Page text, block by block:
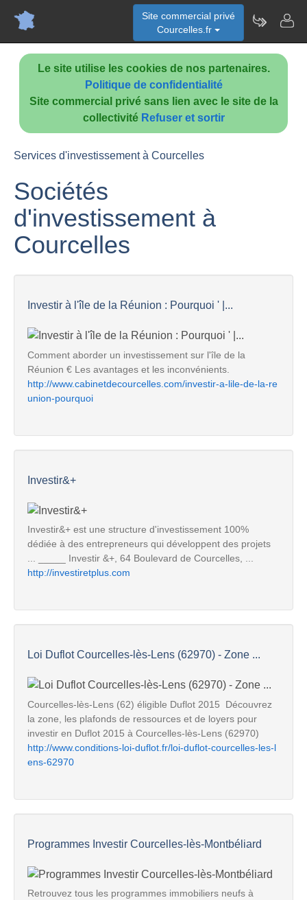
Le site utilise les cookies de nos partenaires.
Politique de confidentialité
Site commercial privé sans lien avec le site de la
collectivité Refuser et sortir
Site commercial privé
Courcelles.fr
Services d'investissement à Courcelles
Sociétés
d'investissement à
Courcelles
Investir à l'île de la Réunion : Pourquoi ' |...
Comment aborder un investissement sur l'île de la
Réunion € Les avantages et les inconvénients.
http://www.cabinetdecourcelles.com/investir-a-lile-de-la-re
union-pourquoi
Investir&+
Investir&+ est une structure d'investissement 100%
dédiée à des entrepreneurs qui développent des projets
... _____ Investir &+, 64 Boulevard de Courcelles, ...
http://investiretplus.com
Loi Duflot Courcelles-lès-Lens (62970) - Zone ...
Courcelles-lès-Lens (62) éligible Duflot 2015  Découvrez
la zone, les plafonds de ressources et de loyers pour
investir en Duflot 2015 à Courcelles-lès-Lens (62970)
http://www.conditions-loi-duflot.fr/loi-duflot-courcelles-les-l
ens-62970
Programmes Investir Courcelles-lès-Montbéliard
Retrouvez tous les programmes immobiliers neufs à